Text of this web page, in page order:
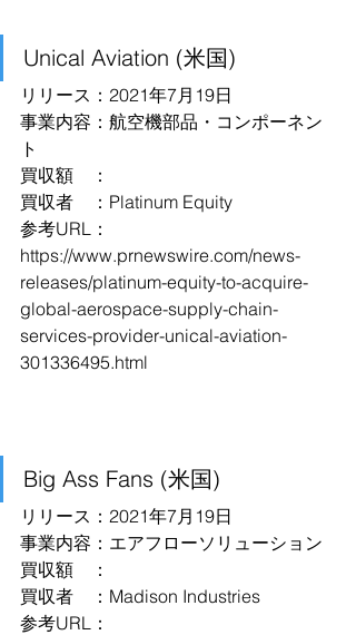
Unical Aviation (米国)
リリース：2021年7月19日
事業内容：航空機部品・コンポーネン
ト
買収額　：
買収者　：Platinum Equity
参考URL：
https://www.prnewswire.com/news-
releases/platinum-equity-to-acquire-
global-aerospace-supply-chain-
services-provider-unical-aviation-
301336495.html
Big Ass Fans (米国)
リリース：2021年7月19日
事業内容：エアフローソリューション
買収額　：
買収者　：Madison Industries
参考URL：